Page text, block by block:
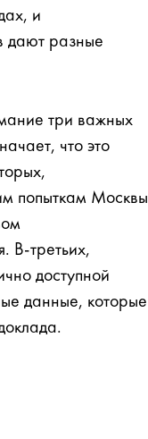
и
дают разные
три важных
что это
попыткам Москвы
В-третьих,
доступной
данные, которые